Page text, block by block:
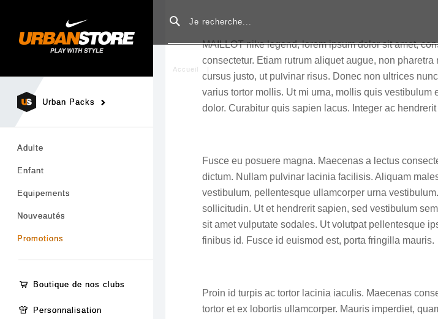
Urban Packs
Adulte
Enfant
Equipements
Nouveautés
Promotions
Boutique de nos clubs
Personnalisation
Rechercher
Accueil
MAILLOT nike legend, lorem ipsum dolor sit amet,
consectetur. Etiam rutrum aliquet augue, non
cursus justo, ut pulvinar risus. Donec non ultrices
varius tortor mollis. Ut mi urna, mollis quis
dolor. Curabitur quis sapien lacus. Integer ac
Fusce eu posuere magna. Maecenas a lectus
dictum. Nullam pulvinar lacinia facilisis. Aliquam
vestibulum, pellentesque ullamcorper urna
sollicitudin. Ut et hendrerit sapien, sed vestibulum
sit amet vulputate sodales. Ut volutpat pellentesque
finibus id. Fusce id euismod est, porta fringilla mauris.
Proin id turpis ac tortor lacinia iaculis. Maecenas
tortor et ex lobortis ullamcorper. Mauris imperdiet,